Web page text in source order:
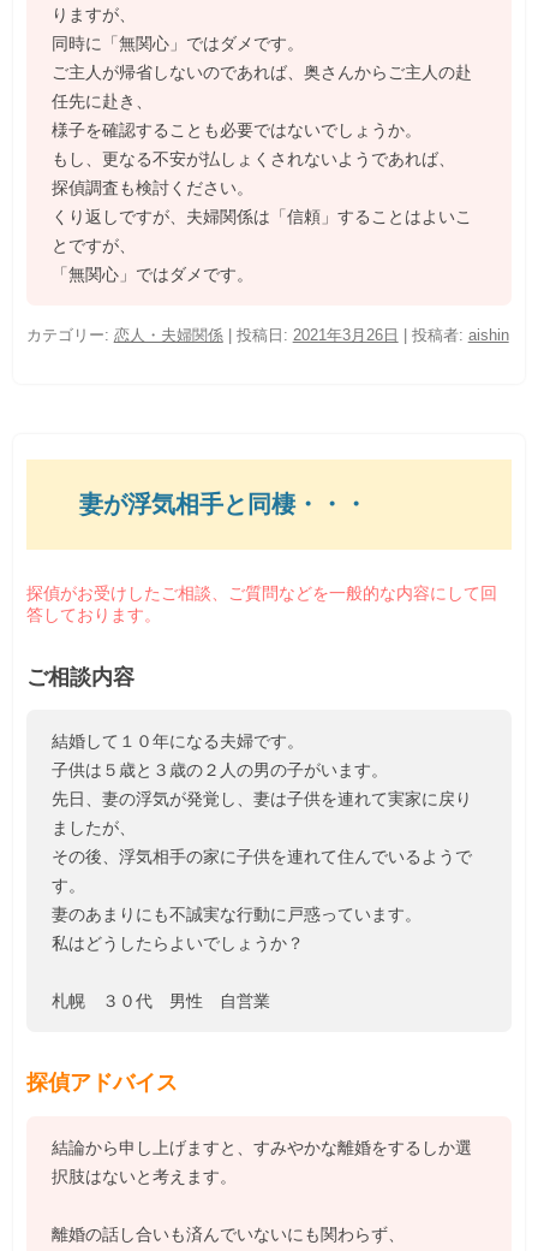
りますが、
同時に「無関心」ではダメです。
ご主人が帰省しないのであれば、奥さんからご主人の赴
任先に赴き、
様子を確認することも必要ではないでしょうか。
もし、更なる不安が払しょくされないようであれば、
探偵調査も検討ください。
くり返しですが、夫婦関係は「信頼」することはよいこ
とですが、
「無関心」ではダメです。
カテゴリー: 恋人・夫婦関係 | 投稿日: 2021年3月26日 | 投稿者: aishin
妻が浮気相手と同棲・・・
探偵がお受けしたご相談、ご質問などを一般的な内容にして回
答しております。
ご相談内容
結婚して１０年になる夫婦です。
子供は５歳と３歳の２人の男の子がいます。
先日、妻の浮気が発覚し、妻は子供を連れて実家に戻り
ましたが、
その後、浮気相手の家に子供を連れて住んでいるようで
す。
妻のあまりにも不誠実な行動に戸惑っています。
私はどうしたらよいでしょうか？
札幌 ３０代 男性 自営業
探偵アドバイス
結論から申し上げますと、すみやかな離婚をするしか選
択肢はないと考えます。
離婚の話し合いも済んでいないにも関わらず、